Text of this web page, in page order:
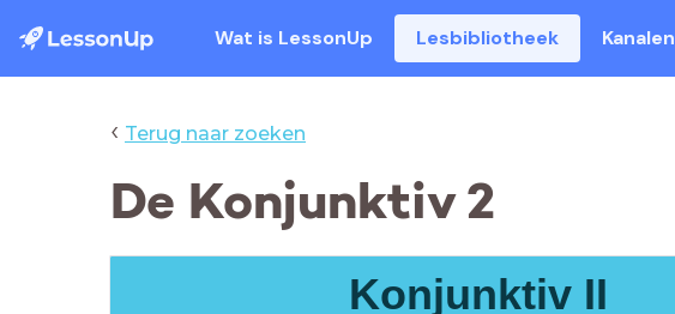
Wat is LessonUp Lesbibliotheek Kanalen
‹ Terug naar zoeken
De Konjunktiv 2
Konjunktiv II